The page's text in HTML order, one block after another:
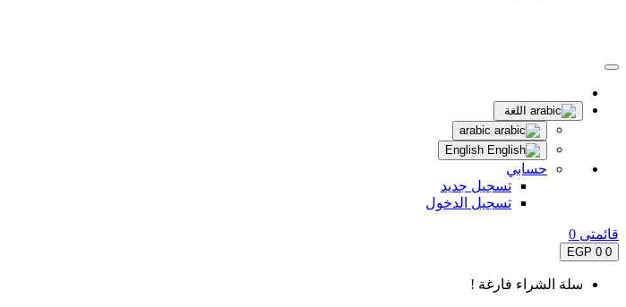
اللغة
حسابي
تسجيل جديد
تسجيل الدخول
قائمتى 0
0
0 EGP
سلة الشراء فارغة !